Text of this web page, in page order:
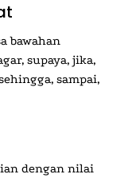
bawahan
supaya, jika,
sampai,
dengan nilai